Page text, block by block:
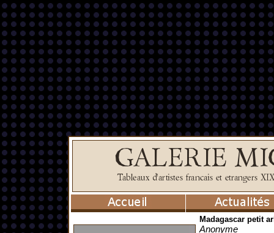
Madagascar petit
Anonyme